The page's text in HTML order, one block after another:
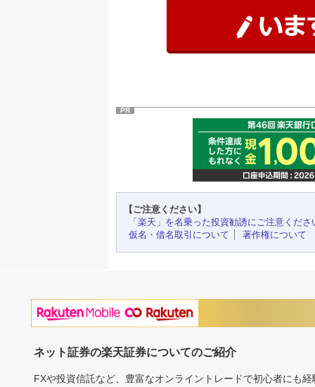
PR
【ご注意ください】
「楽天」を名乗った投資勧誘にご注意くださ
仮名・借名取引について
著作権について
ネット証券の楽天証券についてのご紹介
FXや投資信託など、豊富なオンライントレードで初心者にも